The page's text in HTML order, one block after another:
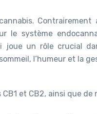
Contrairement
le système
joue un rôle crucial
l’humeur et la
et CB2, ainsi que